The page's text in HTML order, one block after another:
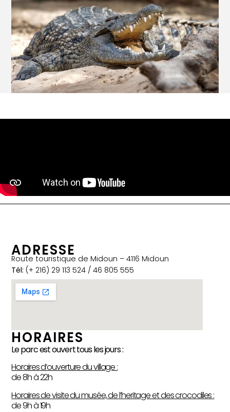
ADRESSE
Route touristique de Midoun – 4116 Midoun
Tél: (+ 216) 29 113 524 / 46 805 555
HORAIRES
Le parc est ouvert tous les jours :
Horaires d’ouverture du village :
de 8h à 22h
Horaires de visite du musée, de l’heritage et des crocodiles :
de 9h à 19h